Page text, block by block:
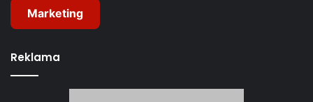
Marketing
Reklama